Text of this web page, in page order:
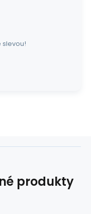
slevou!
produkty